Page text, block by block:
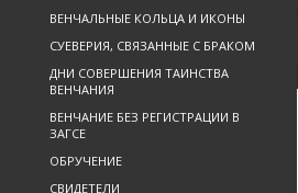
ВЕНЧАЛЬНЫЕ КОЛЬЦА И ИКОНЫ
СУЕВЕРИЯ, СВЯЗАННЫЕ С БРАКОМ
ДНИ СОВЕРШЕНИЯ ТАИНСТВА
ВЕНЧАНИЯ
ВЕНЧАНИЕ БЕЗ РЕГИСТРАЦИИ В
ЗАГСЕ
ОБРУЧЕНИЕ
СВИДЕТЕЛИ